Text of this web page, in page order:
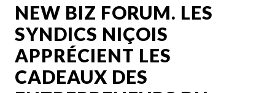
NEW BIZ FORUM. LES
SYNDICS NIÇOIS
APPRÉCIENT LES
CADEAUX DES